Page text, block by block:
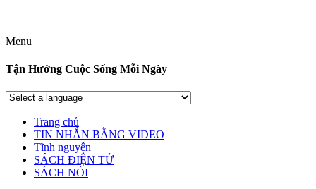
Menu
Tận Hưởng Cuộc Sống Mỗi Ngày
Trang chủ
TIN NHẮN BẰNG VIDEO
Tĩnh nguyện
SÁCH ĐIỆN TỬ
SÁCH NÓI